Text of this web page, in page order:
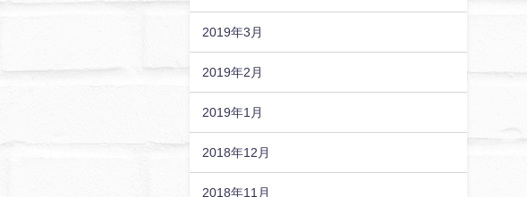
2019年3月
2019年2月
2019年1月
2018年12月
2018年11月